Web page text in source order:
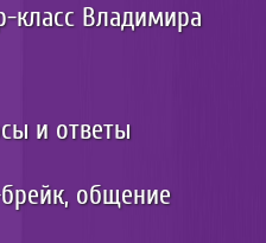
класс Владимира
и ответы
общение